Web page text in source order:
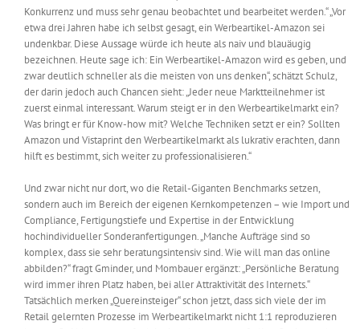
Konkurrenz und muss sehr genau beobachtet und bearbeitet werden.“ „Vor
etwa drei Jahren habe ich selbst gesagt, ein Werbeartikel-Amazon sei
undenkbar. Diese Aussage würde ich heute als naiv und blauäugig
bezeichnen. Heute sage ich: Ein Werbeartikel-Amazon wird es geben, und
zwar deutlich schneller als die meisten von uns denken“, schätzt Schulz,
der darin jedoch auch Chancen sieht: „Jeder neue Marktteilnehmer ist
zuerst einmal interessant. Warum steigt er in den Werbeartikelmarkt ein?
Was bringt er für Know-how mit? Welche Techniken setzt er ein? Sollten
Amazon und Vistaprint den Werbeartikelmarkt als lukrativ erachten, dann
hilft es bestimmt, sich weiter zu professionalisieren.“
Und zwar nicht nur dort, wo die Retail-Giganten Benchmarks setzen,
sondern auch im Bereich der eigenen Kernkompetenzen – wie Import und
Compliance, Fertigungstiefe und Expertise in der Entwicklung
hochindividueller Sonderanfertigungen. „Manche Aufträge sind so
komplex, dass sie sehr beratungsintensiv sind. Wie will man das online
abbilden?“ fragt Gminder, und Mombauer ergänzt: „Persönliche Beratung
wird immer ihren Platz haben, bei aller Attraktivität des Internets.“
Tatsächlich merken „Quereinsteiger“ schon jetzt, dass sich viele der im
Retail gelernten Prozesse im Werbeartikelmarkt nicht 1:1 reproduzieren